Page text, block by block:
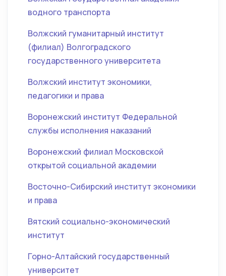
водного транспорта
Волжский гуманитарный институт
(филиал) Волгоградского
государственного университета
Волжский институт экономики,
педагогики и права
Воронежский институт Федеральной
службы исполнения наказаний
Воронежский филиал Московской
открытой социальной академии
Восточно-Сибирский институт экономики
и права
Вятский социально-экономический
институт
Горно-Алтайский государственный
университет